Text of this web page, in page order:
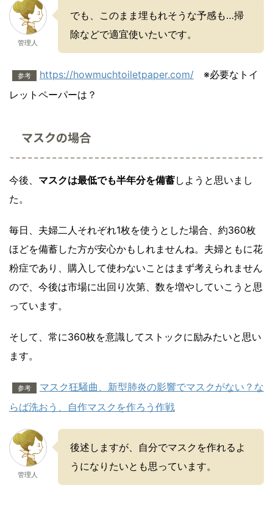
管理人
でも、このまま埋もれそうな予感も…掃
除などで適宜使いたいです。
参考 https://howmuchtoiletpaper.com/※必要なトイ
レットペーパーは？
マスクの場合
今後、 マスクは最低でも半年分を備蓄しようと思いまし
た。
毎日、夫婦二人それぞれ1枚を使うとした場合、約360枚
ほどを備蓄した方が安心かもしれませんね。夫婦ともに花
粉症であり、購入して使わないことはまず考えられません
ので、今後は市場に出回り次第、数を増やしていこうと思
っています。
そして、常に360枚を意識してストックに励みたいと思い
ます。
参考
マスク狂騒曲、新型肺炎の影響でマスクがない？な
らば洗おう、自作マスクを作ろう作戦
管理人
後述しますが、自分でマスクを作れるよ
うになりたいとも思っています。